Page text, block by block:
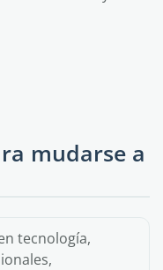
mudarse a
tecnología,